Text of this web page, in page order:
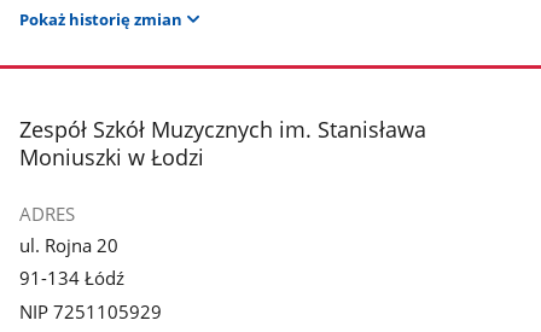
Pokaż historię zmian
stopka
Zespół Szkół Muzycznych im. Stanisława
Moniuszki w Łodzi
ADRES
ul. Rojna 20
91-134 Łódź
NIP 7251105929